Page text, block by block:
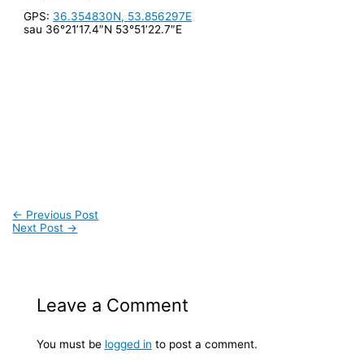
GPS: 36.354830N, 53.856297E
sau 36°21’17.4″N 53°51’22.7″E
← Previous Post
Next Post →
Leave a Comment
You must be logged in to post a comment.